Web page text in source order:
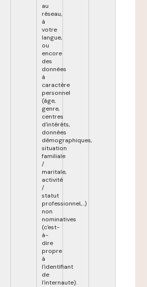
au
réseau,
à
votre
langue,
ou
encore
des
données
à
caractère
personnel
(âge,
genre,
centres
d'intérêts,
données
démographiques,
situation
familiale
/
maritale,
activité
/
statut
professionnel,...)
non
nominatives
(c'est-
à-
dire
propre
à
l'identifiant
de
l'internaute).